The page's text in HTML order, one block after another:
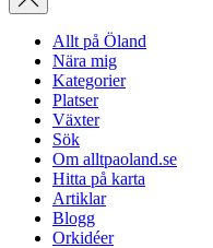
Allt på Öland
Nära mig
Kategorier
Platser
Växter
Sök
Om alltpaoland.se
Hitta på karta
Artiklar
Blogg
Orkidéer